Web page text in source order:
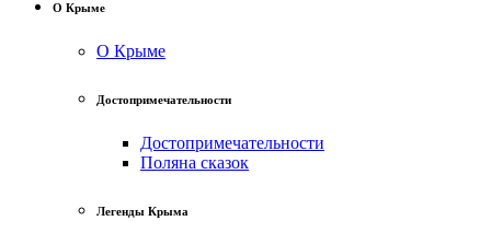
О Крыме
О Крыме
Достопримечательности
Достопримечательности
Поляна сказок
Легенды Крыма